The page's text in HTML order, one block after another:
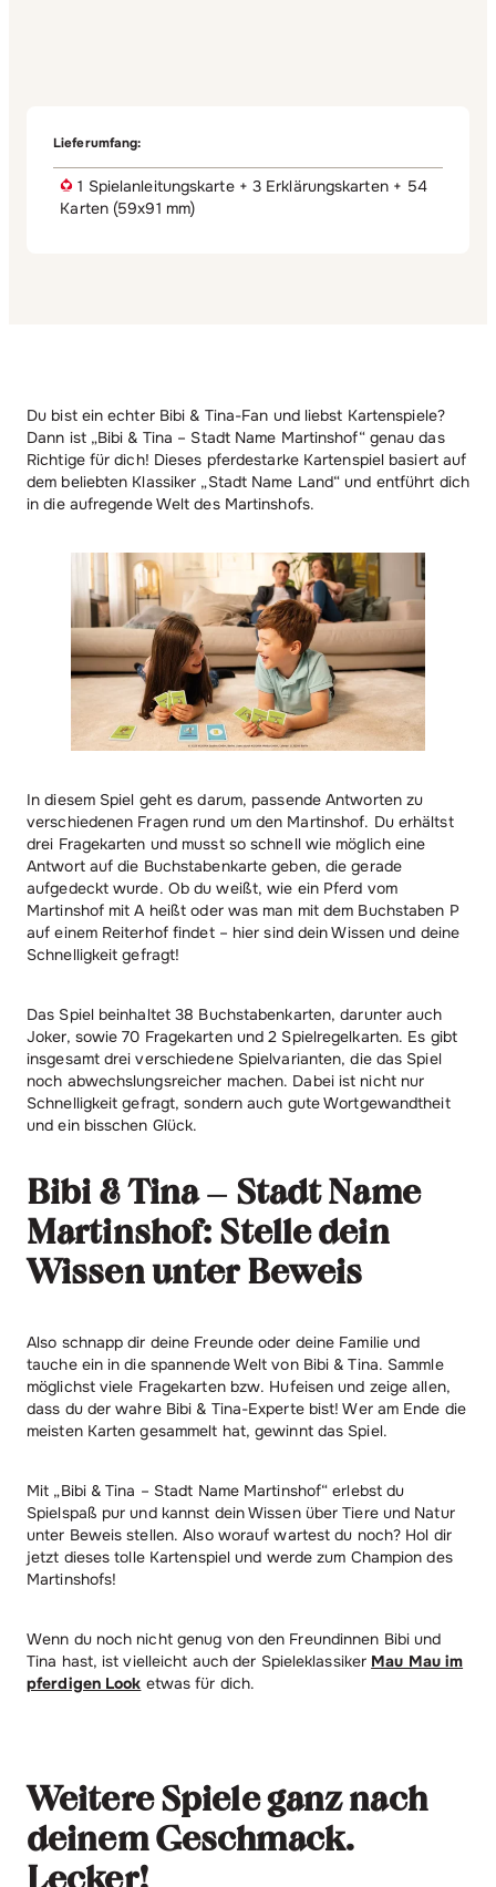
Lieferumfang:
1 Spielanleitungskarte + 3 Erklärungskarten + 54
Karten (59x91 mm)
Du bist ein echter Bibi & Tina-Fan und liebst Kartenspiele?
Dann ist „Bibi & Tina – Stadt Name Martinshof“ genau das
Richtige für dich! Dieses pferdestarke Kartenspiel basiert auf
dem beliebten Klassiker „Stadt Name Land“ und entführt dich
in die aufregende Welt des Martinshofs.
In diesem Spiel geht es darum, passende Antworten zu
verschiedenen Fragen rund um den Martinshof. Du erhältst
drei Fragekarten und musst so schnell wie möglich eine
Antwort auf die Buchstabenkarte geben, die gerade
aufgedeckt wurde. Ob du weißt, wie ein Pferd vom
Martinshof mit A heißt oder was man mit dem Buchstaben P
auf einem Reiterhof findet – hier sind dein Wissen und deine
Schnelligkeit gefragt!
Das Spiel beinhaltet 38 Buchstabenkarten, darunter auch
Joker, sowie 70 Fragekarten und 2 Spielregelkarten. Es gibt
insgesamt drei verschiedene Spielvarianten, die das Spiel
noch abwechslungsreicher machen. Dabei ist nicht nur
Schnelligkeit gefragt, sondern auch gute Wortgewandtheit
und ein bisschen Glück.
Bibi & Tina – Stadt Name
Martinshof: Stelle dein
Wissen unter Beweis
Also schnapp dir deine Freunde oder deine Familie und
tauche ein in die spannende Welt von Bibi & Tina. Sammle
möglichst viele Fragekarten bzw. Hufeisen und zeige allen,
dass du der wahre Bibi & Tina-Experte bist! Wer am Ende die
meisten Karten gesammelt hat, gewinnt das Spiel.
Mit „Bibi & Tina – Stadt Name Martinshof“ erlebst du
Spielspaß pur und kannst dein Wissen über Tiere und Natur
unter Beweis stellen. Also worauf wartest du noch? Hol dir
jetzt dieses tolle Kartenspiel und werde zum Champion des
Martinshofs!
Wenn du noch nicht genug von den Freundinnen Bibi und
Tina hast, ist vielleicht auch der Spieleklassiker Mau Mau im
pferdigen Look etwas für dich.
Weitere Spiele ganz nach
deinem Geschmack.